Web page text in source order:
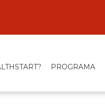
PROGRAMA